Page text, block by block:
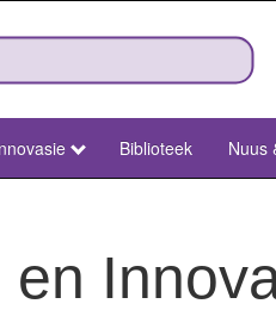
Biblioteek Nuus
en